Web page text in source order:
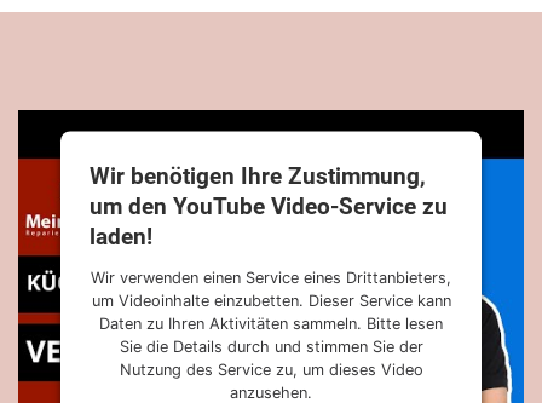
Wir benötigen Ihre Zustimmung,
um den YouTube Video-Service zu
laden!
Wir verwenden einen Service eines Drittanbieters,
um Videoinhalte einzubetten. Dieser Service kann
Daten zu Ihren Aktivitäten sammeln. Bitte lesen
Sie die Details durch und stimmen Sie der
Nutzung des Service zu, um dieses Video
anzusehen.